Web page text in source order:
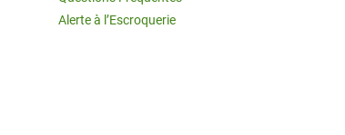
Alerte à l’Escroquerie